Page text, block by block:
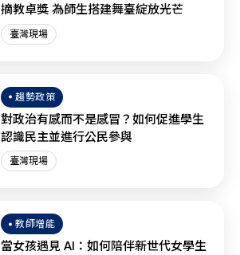
摘教卓獎 為師生搭建舞臺綻放光芒
臺灣現場
趨勢政策
對政治有感而不是感冒？如何促進學生
認識民主並進行公民參與
臺灣現場
教師增能
當女孩遇見 AI：如何陪伴新世代女學生